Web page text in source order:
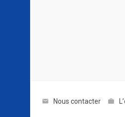
Nous contacter